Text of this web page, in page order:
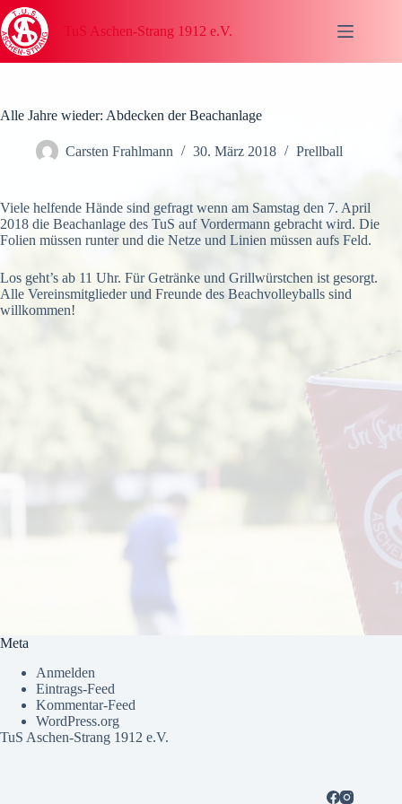
Zum
Inhalt
springen
TuS Aschen-Strang 1912 e.V.
Alle Jahre wieder: Abdecken der Beachanlage
Carsten Frahlmann 30. März 2018 Prellball
Viele helfende Hände sind gefragt wenn am Samstag den 7. April
2018 die Beachanlage des TuS auf Vordermann gebracht wird. Die
Folien müssen runter und die Netze und Linien müssen aufs Feld.
Los geht’s ab 11 Uhr. Für Getränke und Grillwürstchen ist gesorgt.
Alle Vereinsmitglieder und Freunde des Beachvolleyballs sind
willkommen!
Meta
Anmelden
Eintrags-Feed
Kommentar-Feed
WordPress.org
TuS Aschen-Strang 1912 e.V.